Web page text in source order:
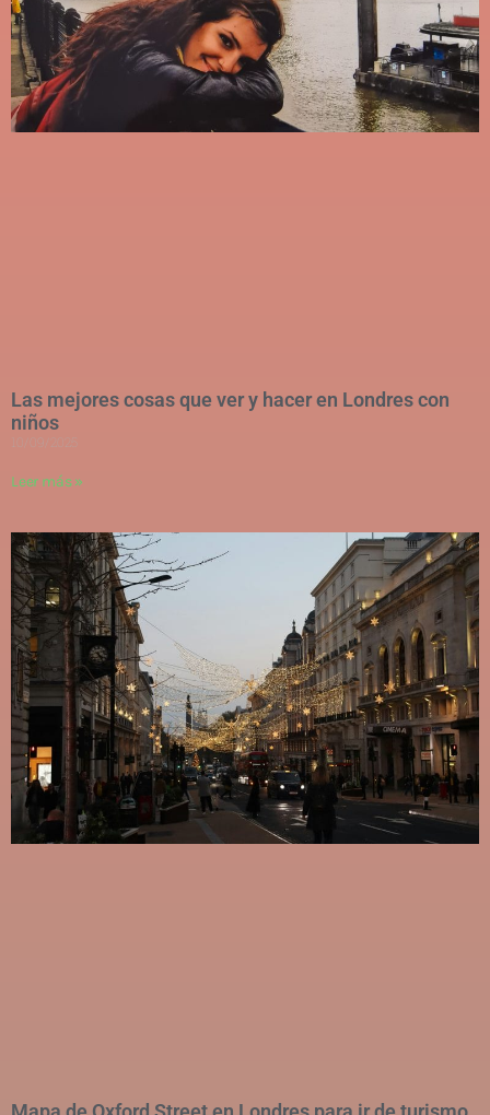
Las mejores cosas que ver y hacer en Londres con
niños
Leer más »